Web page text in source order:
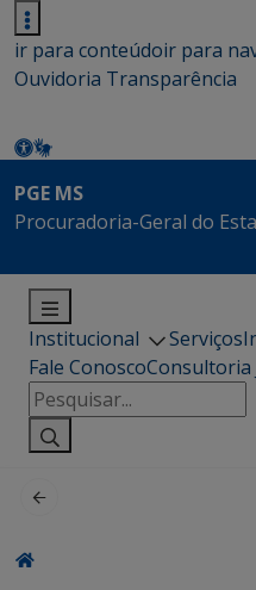
ir para conteúdoir para
Ouvidoria Transparência
PGE MS
Procuradoria-Geral do
Institucional Serviços
Fale ConoscoConsultoria
Pesquisar
por: